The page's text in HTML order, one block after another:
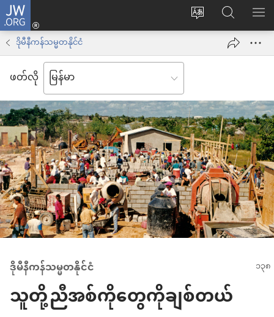
JW.ORG
ဝ
ဘာသာစကား
ကို
ပြောင်း
ပါ
Log
in
အသစ်
ဖွ
င့်
နေ
ပါ
တယ်)
JW.ORG
ရှာ
ဒိုမီနီကန်သမ္မတနိုင်ငံ
ဖတ်လို
ဒိုမီနီကန်သမ္မတနိုင်ငံ
သူတို့ညီအစ်ကိုတွေကိုချစ်တယ်